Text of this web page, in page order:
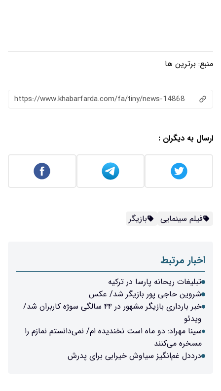
منبع: برترین ها
https://www.khabarfarda.com/fa/tiny/news-14868
ارسال به دیگران :
فیلم سینمایی بازیگر
اخبار مرتبط
تبلیغات ریحانه پارسا در ترکیه
شروین حاجی پور بازیگر شد/ عکس
خبر بارداری بازیگر مشهور در ۴۴ سالگی سوژه کاربران شد/
ویدئو
سینا مهراد: دو ماه است نخندیده ام/ نمی‌دانستم نمازم را
مسخره می‌کنند
درددل غم‌انگیز سیاوش خیرابی برای پدرش